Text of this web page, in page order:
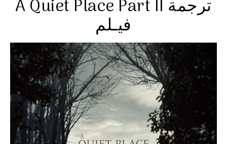
A Quiet Place Part II ترجمة
فيـلم